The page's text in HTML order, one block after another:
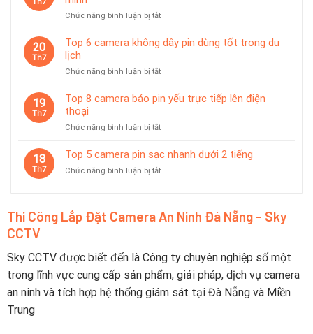
thời
Chuộng
Đà
Chọn
Hiệu
Th7
Chức năng bình luận bị tắtở
camera
chế
tiết
20
Th7
Top 6 camera không dây pin dùng tốt trong du
lịch
Chức năng bình luận bị tắtở
6
camera
dây
dùng
19
Th7
Top 8 camera báo pin yếu trực tiếp lên điện
thoại
Chức năng bình luận bị tắtở
8
báo
trực
tiếp
thoại
18
Th7
Top 5 camera pin sạc nhanh dưới 2 tiếng
Chức năng bình luận bị tắtở
pin
dưới
2
tiếng
Thi Công Lắp Đặt Camera An Ninh Đà Nẵng - Sky
CCTV
Sky CCTV được biết đến là Công ty chuyên nghiệp số một
trong lĩnh vực cung cấp sản phẩm, giải pháp, dịch vụ camera
an ninh và tích hợp hệ thống giám sát tại Đà Nẵng và Miền
Trung